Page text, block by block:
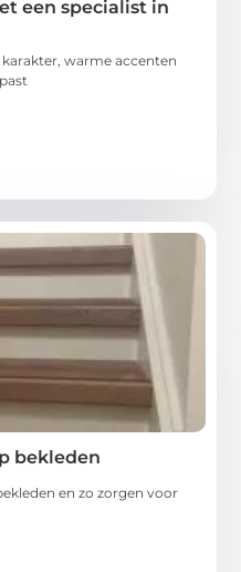
een specialist in
warme accenten
bekleden
en zo zorgen voor